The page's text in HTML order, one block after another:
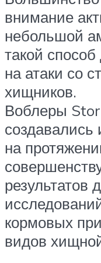
внимание
небольшой
такой
на атаки со
хищников.
Воблеры
на
результатов
кормовых
видов